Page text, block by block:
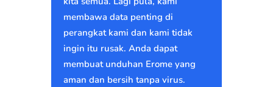
membawa data penting di
perangkat kami dan kami tidak
ingin itu rusak. Anda dapat
membuat unduhan Erome yang
aman dan bersih tanpa virus.